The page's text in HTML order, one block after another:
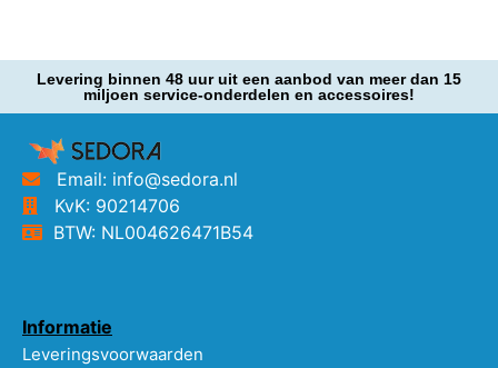
Levering binnen 48 uur uit een aanbod van meer dan 15
miljoen service-onderdelen en accessoires!
Email: info@sedora.nl
KvK: 90214706
BTW: NL004626471B54
Informatie
Leveringsvoorwaarden